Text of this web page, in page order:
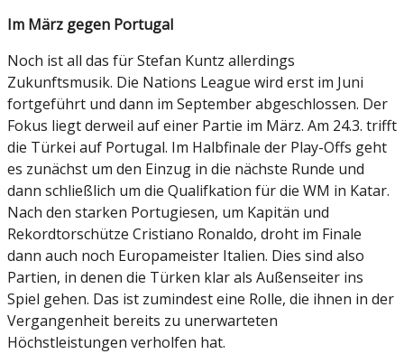
Im März gegen Portugal
Noch ist all das für Stefan Kuntz allerdings
Zukunftsmusik. Die Nations League wird erst im Juni
fortgeführt und dann im September abgeschlossen. Der
Fokus liegt derweil auf einer Partie im März. Am 24.3. trifft
die Türkei auf Portugal. Im Halbfinale der Play-Offs geht
es zunächst um den Einzug in die nächste Runde und
dann schließlich um die Qualifkation für die WM in Katar.
Nach den starken Portugiesen, um Kapitän und
Rekordtorschütze Cristiano Ronaldo, droht im Finale
dann auch noch Europameister Italien. Dies sind also
Partien, in denen die Türken klar als Außenseiter ins
Spiel gehen. Das ist zumindest eine Rolle, die ihnen in der
Vergangenheit bereits zu unerwarteten
Höchstleistungen verholfen hat.